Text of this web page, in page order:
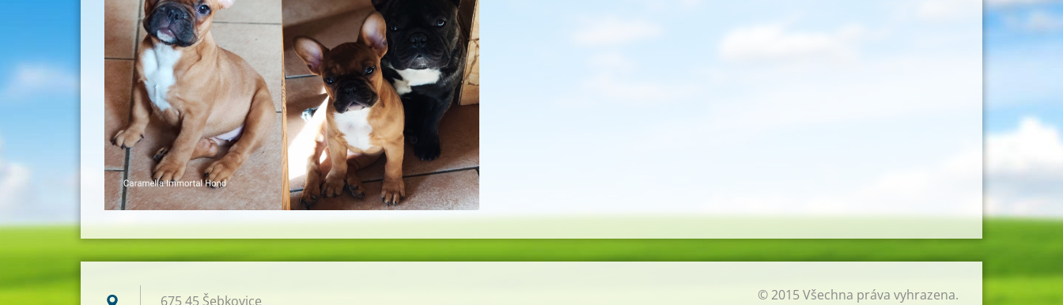
675 45 Šebkovice © 2015 Všechna práva vyhrazena.